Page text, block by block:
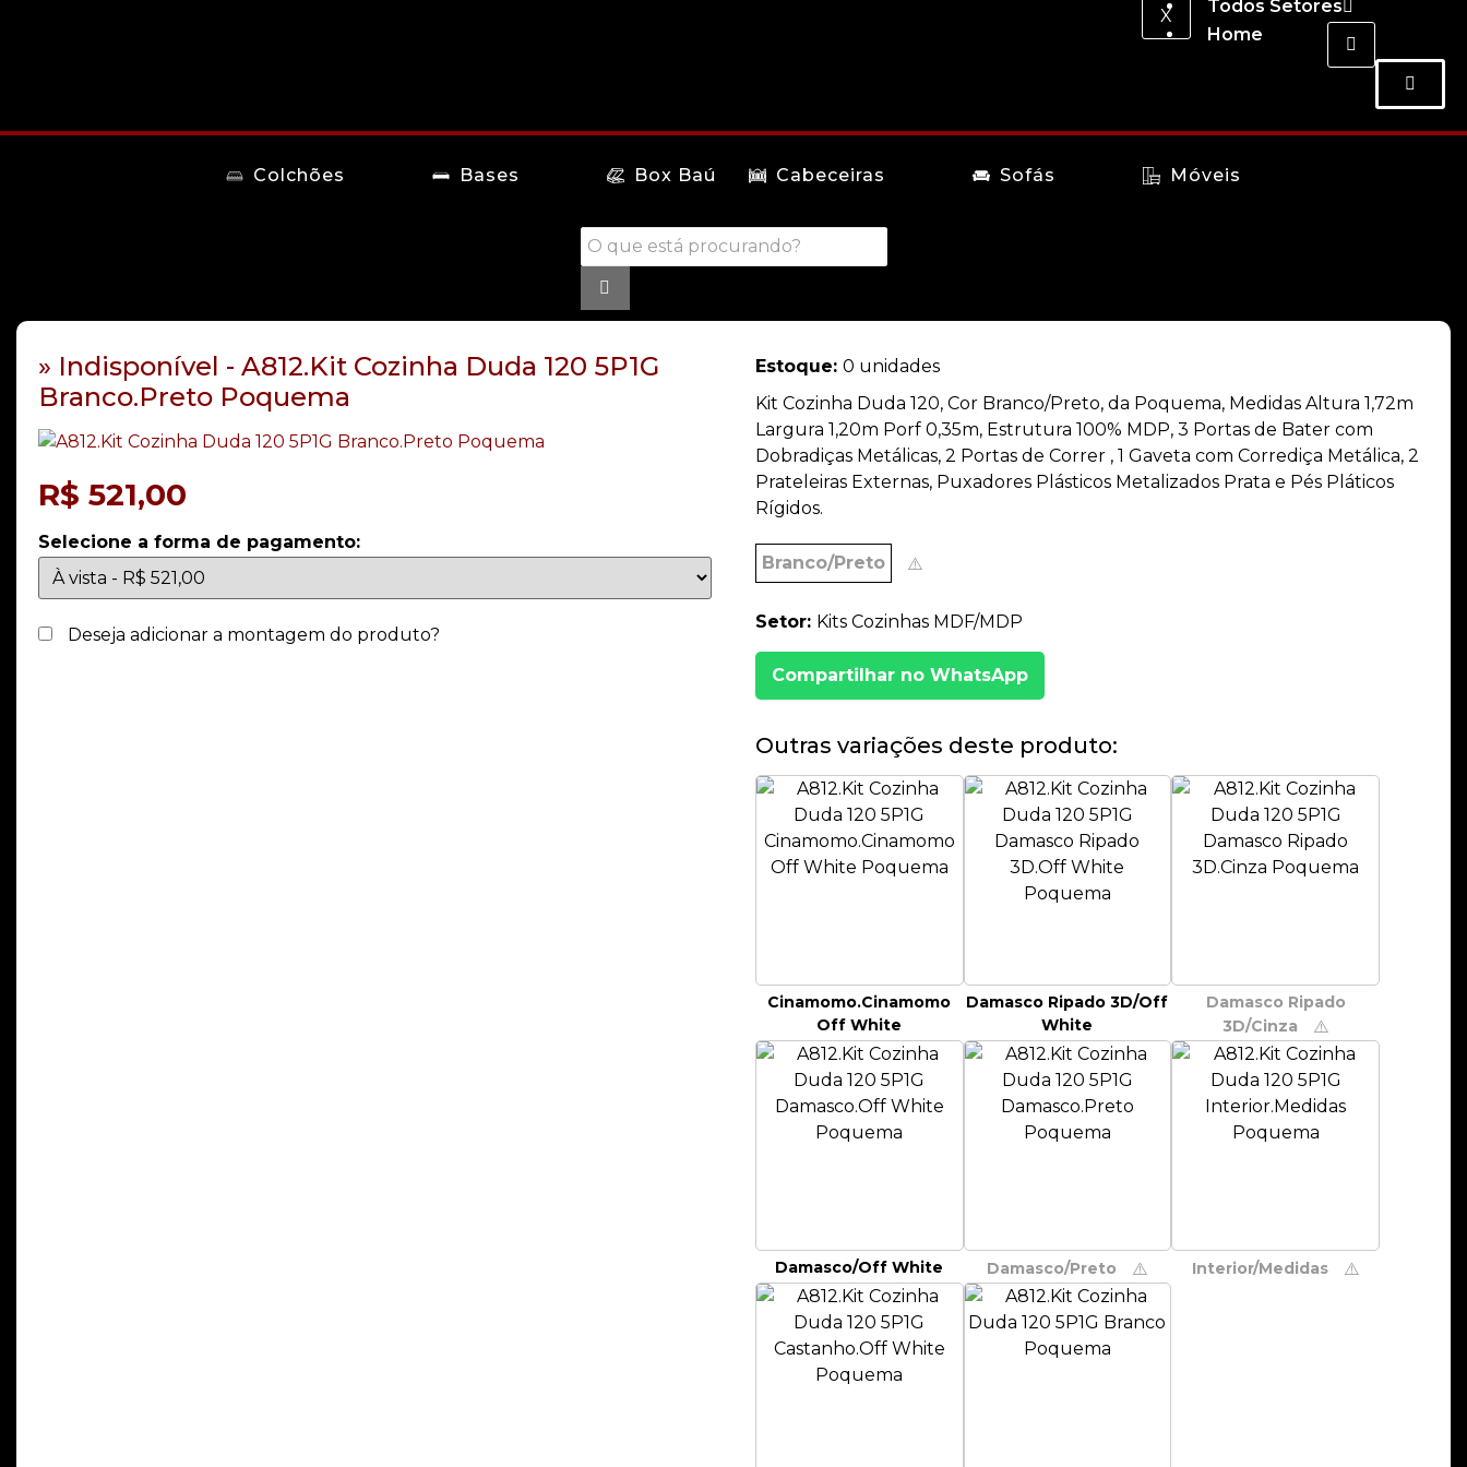
Home
Todos Setores
X
Colchões Bases Box Baú Cabeceiras Sofás Móveis
» Indisponível - A812.Kit Cozinha Duda 120 5P1G
Branco.Preto Poquema
R$ 521,00
Selecione a forma de pagamento:
Deseja adicionar a montagem do produto?
Estoque: 0 unidades
Kit Cozinha Duda 120, Cor Branco/Preto, da Poquema, Medidas Altura 1,72m
Largura 1,20m Porf 0,35m, Estrutura 100% MDP, 3 Portas de Bater com
Dobradiças Metálicas, 2 Portas de Correr , 1 Gaveta com Corrediça Metálica, 2
Prateleiras Externas, Puxadores Plásticos Metalizados Prata e Pés Pláticos
Rígidos.
Branco/Preto ⚠️
Setor: Kits Cozinhas MDF/MDP
Compartilhar no WhatsApp
Outras variações deste produto:
Cinamomo.Cinamomo
Off White
Damasco Ripado 3D/Off
White
Damasco Ripado
3D/Cinza
⚠️
Damasco/Off White Damasco/Preto ⚠️ Interior/Medidas ⚠️